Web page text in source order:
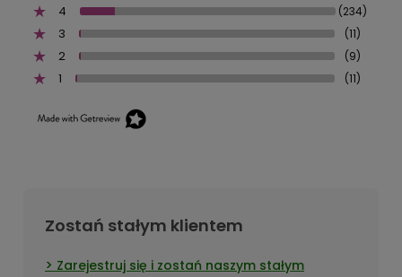
4 (234)
3 (11)
2 (9)
1 (11)
Zostań stałym klientem
Zarejestruj się i zostań naszym stałym